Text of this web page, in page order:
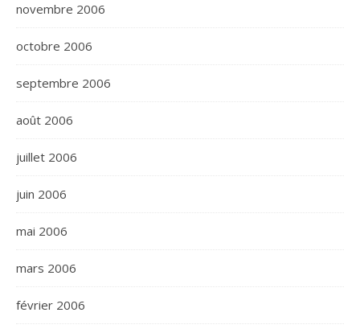
novembre 2006
octobre 2006
septembre 2006
août 2006
juillet 2006
juin 2006
mai 2006
mars 2006
février 2006